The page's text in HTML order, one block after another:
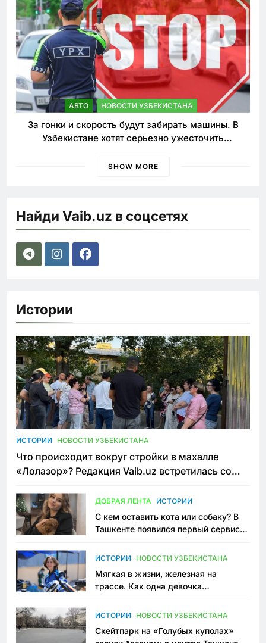
АВТО НОВОСТИ УЗБЕКИСТАНА
За гонки и скорость будут забирать машины. В
Узбекистане хотят серьезно ужесточить
SHOW MORE
Найди Vaib.uz в соцсетях
Истории
ИСТОРИИ НОВОСТИ УЗБЕКИСТАНА
Что происходит вокруг стройки в махалле
«Лолазор»? Редакция Vaib.uz встретилась со
ДОБРАЯ ЛЕНТА ИСТОРИИ
С кем оставить кота или собаку? В
Ташкенте появился первый сервис
ИСТОРИИ НОВОСТИ УЗБЕКИСТАНА
Мягкая в жизни, железная на
трассе. Как одна девочка
Узбекистане
ИСТОРИИ НОВОСТИ УЗБЕКИСТАНА
Скейтпарк на «Голубых куполах»